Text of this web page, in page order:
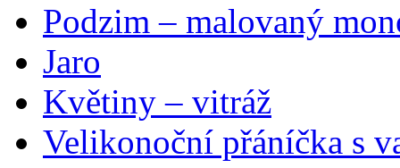
Podzim – malovaný
Jaro
Květiny – vitráž
Velikonoční přáníčka s